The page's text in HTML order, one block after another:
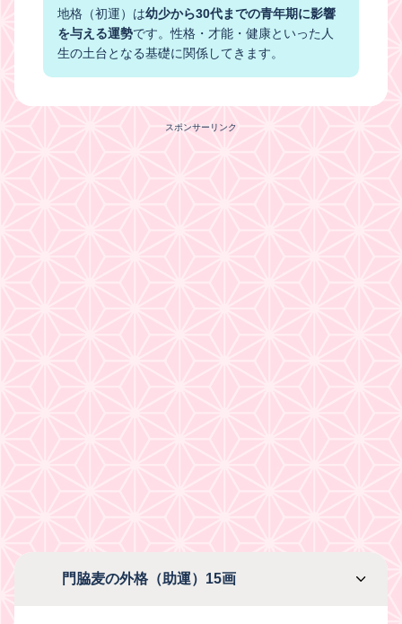
地格（初運）は幼少から30代までの青年期に影響
を与える運勢です。性格・才能・健康といった人
生の土台となる基礎に関係してきます。
スポンサーリンク
門脇麦の外格（助運）15画